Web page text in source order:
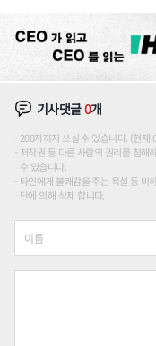
기사댓글0개
200자까지 쓰실 수 있습니다. (현
저작권 등 다른 사람의 권리를 침해
수 있습니다.
타인에게 불쾌감을 주는 욕설 등 비
단에 의해 삭제 합니다.